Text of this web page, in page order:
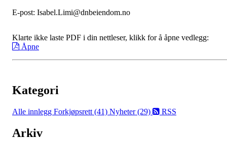
E-post: Isabel.Limi@dnbeiendom.no
Klarte ikke laste PDF i din nettleser, klikk for å åpne vedlegg:
Åpne
Kategori
Alle innlegg Forkjøpsrett (41) Nyheter (29) RSS
Arkiv